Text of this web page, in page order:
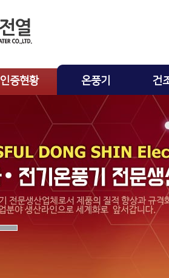
인증현황
인증현황
온풍기
전기온풍기
농업용온풍기
건
수건
열풍